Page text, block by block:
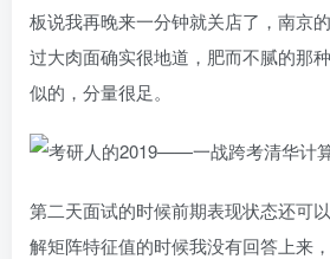
板说我再晚来一分钟就关店了，南京
过大肉面确实很地道，肥而不腻的那
似的，分量很足。
第二天面试的时候前期表现状态还可
解矩阵特征值的时候我没有回答上来